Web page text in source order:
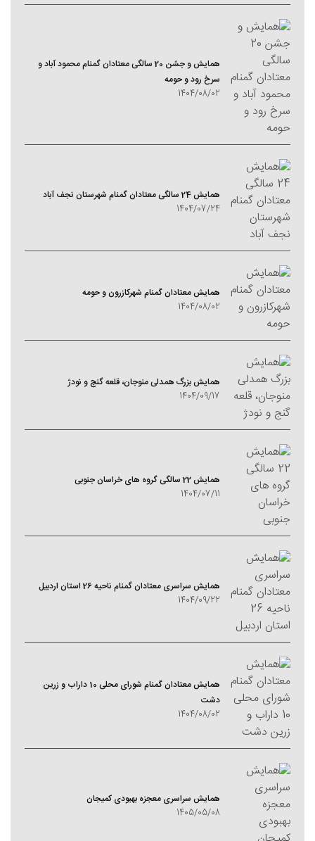
همایش و جشن 20 سالگی معتادان گمنام محمود آباد و
سرخ رود و حومه
1404/08/02
همایش 24 سالگی معتادان گمنام شهرستان نجف آباد
1404/07/24
همایش معتادان گمنام شهرکازرون و حومه
1404/08/02
همایش بزرگ همدلی منوجان، قلعه گنج و نودژ
1404/09/17
همایش 22 سالگی گروه های خراسان جنوبی
1404/07/11
همایش سراسری معتادان گمنام ناحیه 26 استان اردبیل
1404/09/22
همایش معتادان گمنام شورای محلی 10 داراب و زرین
دشت
1404/08/02
همایش سراسری معجزه بهبودی کمیجان
1405/05/08